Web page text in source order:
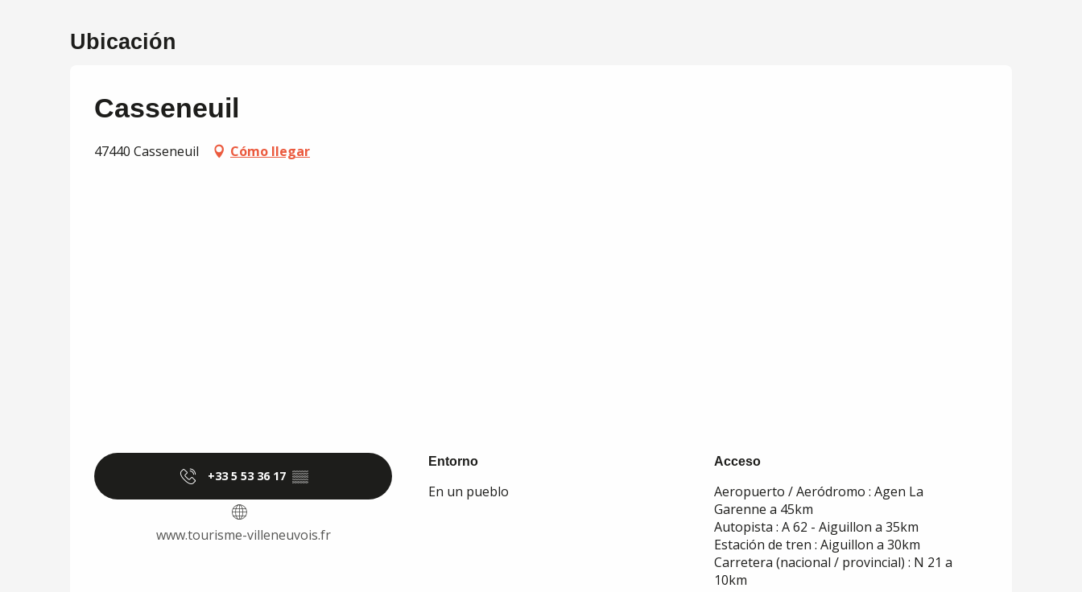
Ubicación
Casseneuil
47440 Casseneuil Cómo llegar
+33 5 53 36 17 ▒▒
www.tourisme-villeneuvois.fr
Entorno
Entorno
En un pueblo
Acceso
Acceso
Aeropuerto / Aeródromo : Agen La
Garenne a 45km
Autopista : A 62 - Aiguillon a 35km
Estación de tren : Aiguillon a 30km
Carretera (nacional / provincial) : N 21 a
10km